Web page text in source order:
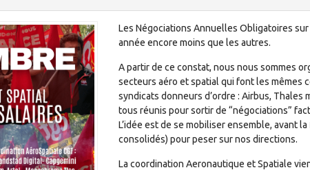
Les Négociations Annuelles Obligatoires
année encore moins que les autres.
A partir de ce constat, nous nous sommes
secteurs aéro et spatial qui font les mêmes
syndicats donneurs d’ordre : Airbus, Thales
tous réunis pour sortir de “négociations”
L’idée est de se mobiliser ensemble, avant
consolidés) pour peser sur nos directions.
La coordination Aeronautique et Spatiale